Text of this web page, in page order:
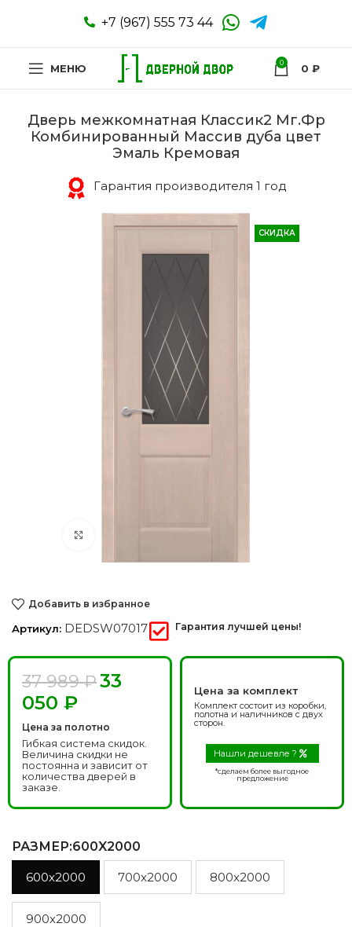
+7 (967) 555 73 44
МЕНЮ 0 0 ₽
Дверь межкомнатная Классик2 Мг.Фр
Комбинированный Массив дуба цвет
Эмаль Кремовая
Гарантия производителя 1 год
СКИДКА
Добавить в избранное
Артикул: DEDSW07017 Гарантия лучшей цены!
37 989₽33
050 ₽
Цена за полотно
Гибкая система скидок.
Величина скидки не
постоянна и зависит от
количества дверей в
заказе.
Цена за комплект
Комплект состоит из коробки,
полотна и наличников с двух
сторон.
Нашли дешевле ?
*сделаем более выгодное
предложение
РАЗМЕР:600X2000
600x2000 700x2000 800x2000
900x2000